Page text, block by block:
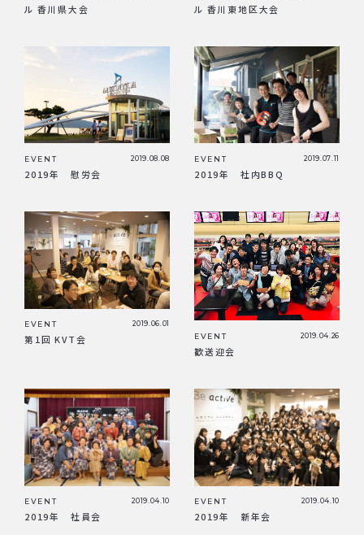
ル 香川県大会
ル 香川東地区大会
EVENT 2019.08.08
2019年 慰労会
EVENT 2019.07.11
2019年 社内BBQ
EVENT 2019.06.01
第1回 KVT会 EVENT 2019.04.26
歓送迎会
EVENT 2019.04.10
2019年 社員会
EVENT 2019.04.10
2019年 新年会